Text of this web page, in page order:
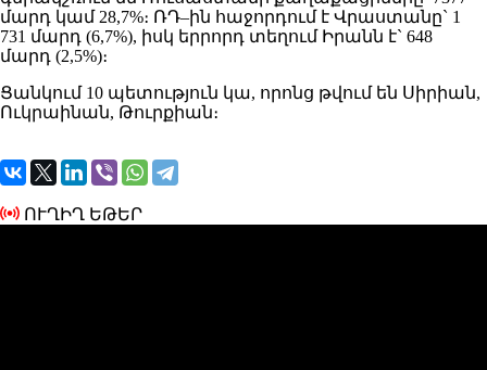
մարդ կամ 28,7%։ ՌԴ–ին հաջորդում է Վրաստանը` 1
731 մարդ (6,7%), իսկ երրորդ տեղում Իրանն է` 648
մարդ (2,5%)։
Ցանկում 10 պետություն կա, որոնց թվում են Սիրիան,
Ուկրաինան, Թուրքիան։
ՈՒՂԻՂ ԵԹԵՐ